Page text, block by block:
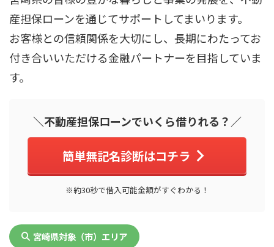
産担保ローンを通じてサポートしてまいります。
お客様との信頼関係を大切にし、長期にわたってお
付き合いいただける金融パートナーを目指していま
す。
＼不動産担保ローンでいくら借りれる？／
簡単無記名診断はコチラ
※約30秒で借入可能金額がすぐわかる！
宮崎県対象（市）エリア